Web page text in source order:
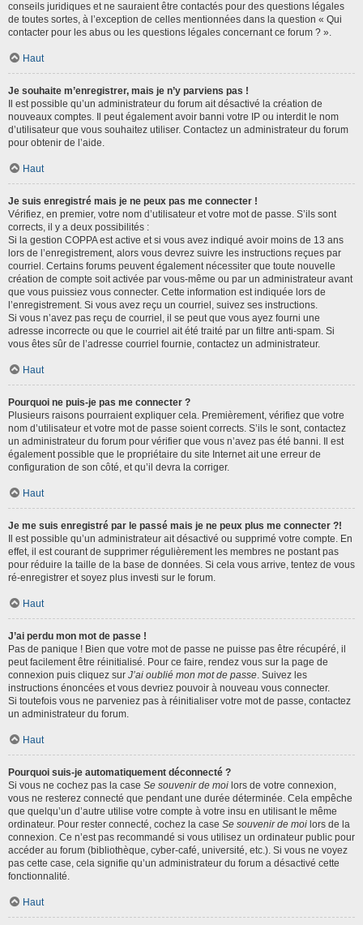
conseils juridiques et ne sauraient être contactés pour des questions légales
de toutes sortes, à l’exception de celles mentionnées dans la question « Qui
contacter pour les abus ou les questions légales concernant ce forum ? ».
Haut
Je souhaite m’enregistrer, mais je n’y parviens pas !
Il est possible qu’un administrateur du forum ait désactivé la création de
nouveaux comptes. Il peut également avoir banni votre IP ou interdit le nom
d’utilisateur que vous souhaitez utiliser. Contactez un administrateur du forum
pour obtenir de l’aide.
Haut
Je suis enregistré mais je ne peux pas me connecter !
Vérifiez, en premier, votre nom d’utilisateur et votre mot de passe. S’ils sont
corrects, il y a deux possibilités :
Si la gestion COPPA est active et si vous avez indiqué avoir moins de 13 ans
lors de l’enregistrement, alors vous devrez suivre les instructions reçues par
courriel. Certains forums peuvent également nécessiter que toute nouvelle
création de compte soit activée par vous-même ou par un administrateur avant
que vous puissiez vous connecter. Cette information est indiquée lors de
l’enregistrement. Si vous avez reçu un courriel, suivez ses instructions.
Si vous n’avez pas reçu de courriel, il se peut que vous ayez fourni une
adresse incorrecte ou que le courriel ait été traité par un filtre anti-spam. Si
vous êtes sûr de l’adresse courriel fournie, contactez un administrateur.
Haut
Pourquoi ne puis-je pas me connecter ?
Plusieurs raisons pourraient expliquer cela. Premièrement, vérifiez que votre
nom d’utilisateur et votre mot de passe soient corrects. S’ils le sont, contactez
un administrateur du forum pour vérifier que vous n’avez pas été banni. Il est
également possible que le propriétaire du site Internet ait une erreur de
configuration de son côté, et qu’il devra la corriger.
Haut
Je me suis enregistré par le passé mais je ne peux plus me connecter ?!
Il est possible qu’un administrateur ait désactivé ou supprimé votre compte. En
effet, il est courant de supprimer régulièrement les membres ne postant pas
pour réduire la taille de la base de données. Si cela vous arrive, tentez de vous
ré-enregistrer et soyez plus investi sur le forum.
Haut
J’ai perdu mon mot de passe !
Pas de panique ! Bien que votre mot de passe ne puisse pas être récupéré, il
peut facilement être réinitialisé. Pour ce faire, rendez vous sur la page de
connexion puis cliquez sur J’ai oublié mon mot de passe. Suivez les
instructions énoncées et vous devriez pouvoir à nouveau vous connecter.
Si toutefois vous ne parveniez pas à réinitialiser votre mot de passe, contactez
un administrateur du forum.
Haut
Pourquoi suis-je automatiquement déconnecté ?
Si vous ne cochez pas la case Se souvenir de moi lors de votre connexion,
vous ne resterez connecté que pendant une durée déterminée. Cela empêche
que quelqu’un d’autre utilise votre compte à votre insu en utilisant le même
ordinateur. Pour rester connecté, cochez la case Se souvenir de moi lors de la
connexion. Ce n’est pas recommandé si vous utilisez un ordinateur public pour
accéder au forum (bibliothèque, cyber-café, université, etc.). Si vous ne voyez
pas cette case, cela signifie qu’un administrateur du forum a désactivé cette
fonctionnalité.
Haut